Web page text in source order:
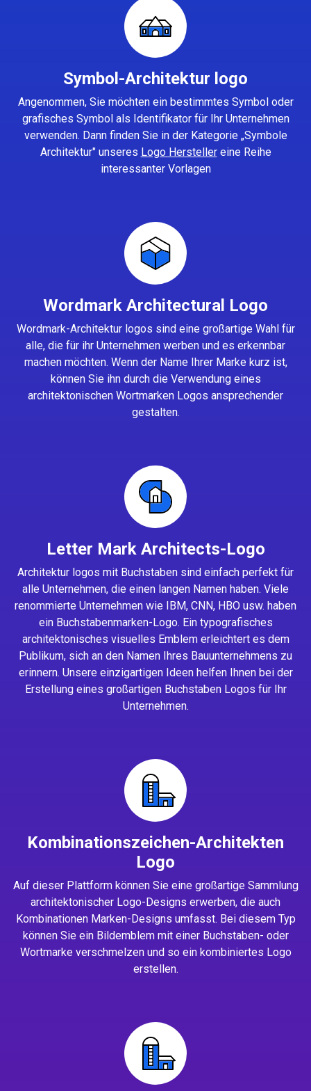
Symbol-Architektur logo
Angenommen, Sie möchten ein bestimmtes Symbol oder
grafisches Symbol als Identifikator für Ihr Unternehmen
verwenden. Dann finden Sie in der Kategorie „Symbole
Architektur" unseres Logo Herstellereine Reihe
interessanter Vorlagen
Wordmark Architectural Logo
Wordmark-Architektur logos sind eine großartige Wahl für
alle, die für ihr Unternehmen werben und es erkennbar
machen möchten. Wenn der Name Ihrer Marke kurz ist,
können Sie ihn durch die Verwendung eines
architektonischen Wortmarken Logos ansprechender
gestalten.
Letter Mark Architects-Logo
Architektur logos mit Buchstaben sind einfach perfekt für
alle Unternehmen, die einen langen Namen haben. Viele
renommierte Unternehmen wie IBM, CNN, HBO usw. haben
ein Buchstabenmarken-Logo. Ein typografisches
architektonisches visuelles Emblem erleichtert es dem
Publikum, sich an den Namen Ihres Bauunternehmens zu
erinnern. Unsere einzigartigen Ideen helfen Ihnen bei der
Erstellung eines großartigen Buchstaben Logos für Ihr
Unternehmen.
Kombinationszeichen-Architekten
Logo
Auf dieser Plattform können Sie eine großartige Sammlung
architektonischer Logo-Designs erwerben, die auch
Kombinationen Marken-Designs umfasst. Bei diesem Typ
können Sie ein Bildemblem mit einer Buchstaben- oder
Wortmarke verschmelzen und so ein kombiniertes Logo
erstellen.